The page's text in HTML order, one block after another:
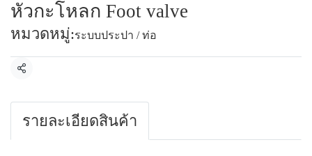
หัวกะโหลก Foot valve
หมวดหมู่:ระบบประปา / ท่อ
แชร์
รายละเอียดสินค้า